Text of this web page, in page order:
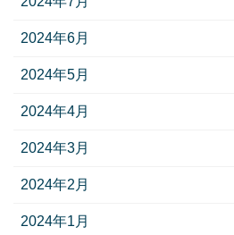
2024年6月
2024年5月
2024年4月
2024年3月
2024年2月
2024年1月